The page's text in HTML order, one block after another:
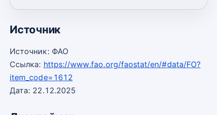
Источник
Источник: ФАО
Ссылка: https://www.fao.org/faostat/en/#data/FO?
item_code=1612
Дата: 22.12.2025